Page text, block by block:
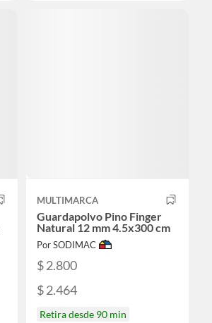
MULTIMARCA
Guardapolvo Pino Finger
Natural 12 mm 4.5x300 cm
Por SODIMAC
$ 2.800
$ 2.464
Retira desde 90 min